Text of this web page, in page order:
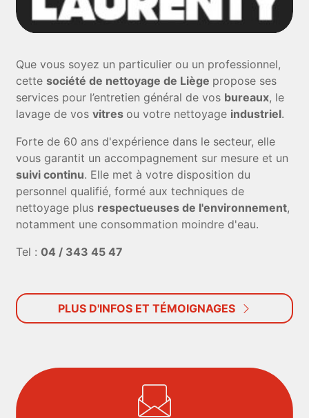
Que vous soyez un particulier ou un professionnel,
cettesociété de nettoyage de Liège propose ses
services pour l’entretien général de vos bureaux, le
lavage de vosvitres ou votre nettoyage industriel.
Forte de 60 ans d'expérience dans le secteur, elle
vous garantit un accompagnement sur mesure et un
suivi continu. Elle met à votre disposition du
personnel qualifié, formé aux techniques de
nettoyage plus respectueuses de l'environnement,
notamment une consommation moindre d'eau.
Tel : 04 / 343 45 47
PLUS D'INFOS ET TÉMOIGNAGES